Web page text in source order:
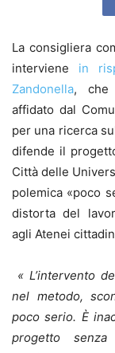
La consigliera
interviene in
Zandonella, che
affidato dal
per una ricerca
difende il
Città delle
polemica «poco
distorta del
agli Atenei
« L’intervento
nel metodo,
poco serio. È
progetto